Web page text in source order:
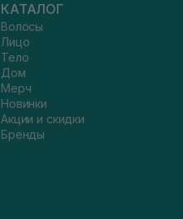
КАТАЛОГ
Волосы
Лицо
Тело
Дом
Мерч
Новинки
Акции и скидки
Бренды